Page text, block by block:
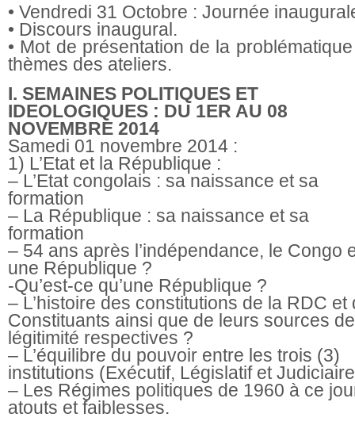
• Vendredi 31 Octobre : Journée
• Discours inaugural.
• Mot de présentation de la
thèmes des ateliers.
I. SEMAINES POLITIQUES ET
IDEOLOGIQUES : DU 1ER AU 08
NOVEMBRE 2014
Samedi 01 novembre 2014 :
1) L’Etat et la République :
– L’Etat congolais : sa naissance et sa
formation
– La République : sa naissance et sa
formation
– 54 ans après l’indépendance, le Congo
une République ?
-Qu’est-ce qu’une République ?
– L’histoire des constitutions de la RDC et
Constituants ainsi que de leurs sources de
légitimité respectives ?
– L’équilibre du pouvoir entre les trois (3)
institutions (Exécutif, Législatif et
– Les Régimes politiques de 1960 à ce
atouts et faiblesses.